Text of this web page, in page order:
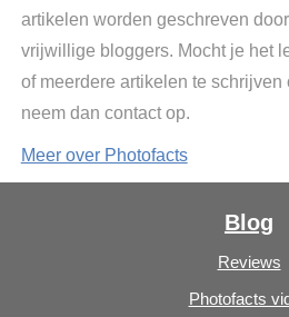
artikelen worden geschreven
vrijwillige bloggers. Mocht je het
of meerdere artikelen te schrijven
neem dan contact op.
Meer over Photofacts
Blog
Reviews
Photofacts